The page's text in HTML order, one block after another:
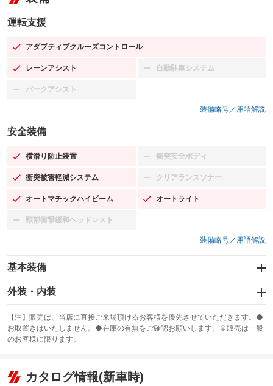
運転支援
アダプティブクルーズコントロール
：装備あり
レーンアシスト
：装備あり 自動駐車システム
：装備なし
パークアシスト
：装備なし
装備略号／用語解説
安全装備
横滑り防止装置
：装備あり 衝突安全ボディ
：装備なし
衝突被害軽減システム
：装備あり クリアランスソナー
：装備なし
オートマチックハイビーム
：装備あり オートライト
：装備あり
頸部衝撃緩和ヘッドレスト
：装備なし
装備略号／用語解説
基本装備
エアバッグ：運転席/助手席/サイド
：装備あり
：装備なし
サンルーフ
：装備なし ABS
リフトアップ
：装備なし
外装・内装
カーナビ：メモリーナビ他
：装備あり
TV：ワンセグ
：装備あり
ビジュアル
【注】販売は、当店に直接ご来場頂けるお客様を優先させていただきます。◆
お取置きはいたしません。◆在庫の有無をご確認お願いします。※販売は一般
のお客様に限ります。
カタログ情報(新車時)